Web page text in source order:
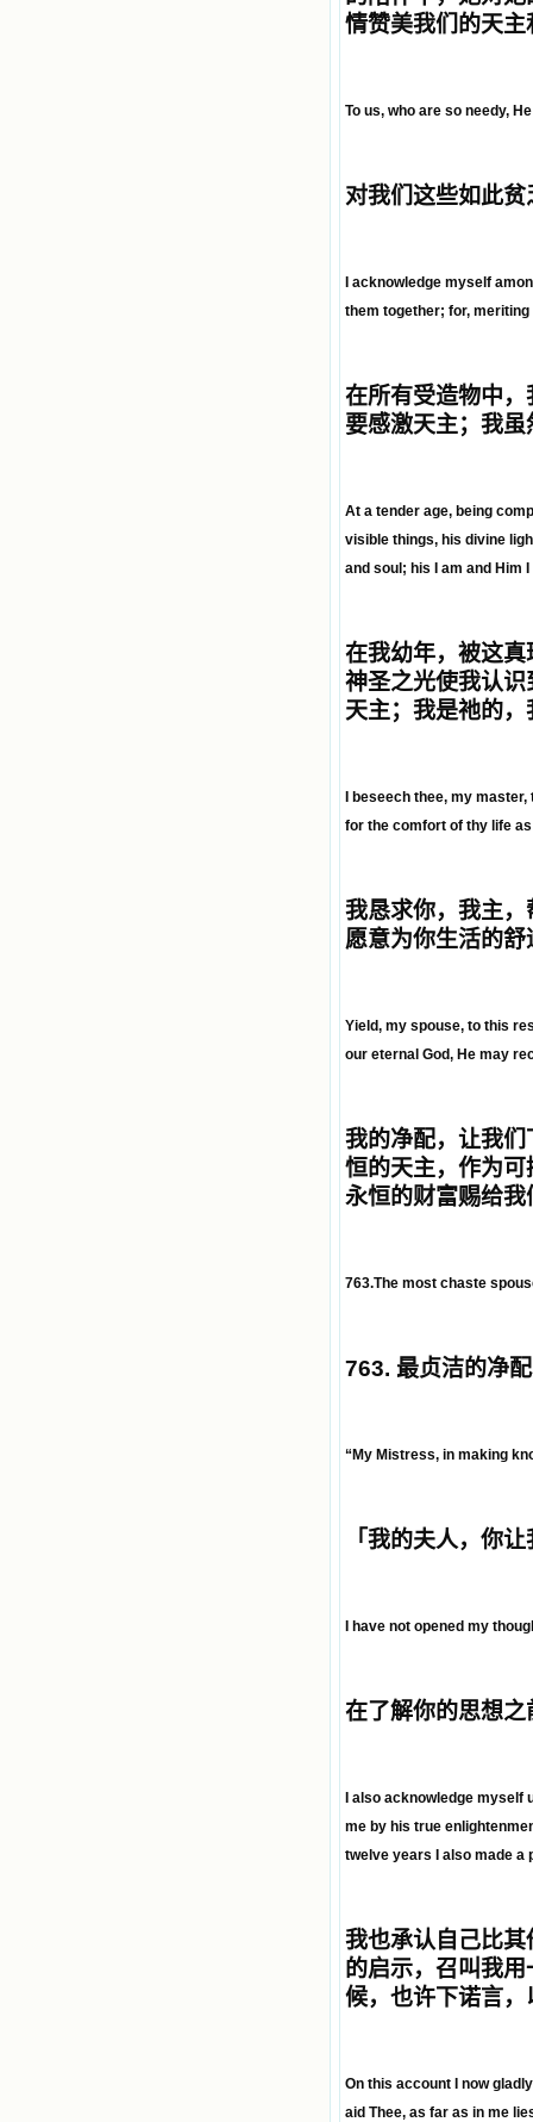
情赞美我们的天
To us, who are so needy,
对我们这些如此贫
I acknowledge myself
them together; for,
在所有受造物中
要感激天主；我
At a tender age, being
visible things, his divine
and soul; his I am and Him
在我幼年，被这
神圣之光使我认
天主；我是祂的
I beseech thee, my
for the comfort of thy life
我恳求你，我主
愿意为你生活的舒
Yield, my spouse, to this
our eternal God, He may
我的净配，让我
恒的天主，作为
永恒的财富赐给我
763.The most chaste
763. 最贞洁的净
“My Mistress, in making
「我的夫人，你
I have not opened my
在了解你的思想
I also acknowledge
me by his true
twelve years I also made a
我也承认自己比
的启示， 召叫我用
候，也许下诺言
On this account I now
aid Thee, as far as in me